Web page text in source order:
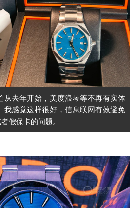
从去年开始，美度浪琴等不再有实体
我感觉这样很好，信息联网有效避免
假保卡的问题。